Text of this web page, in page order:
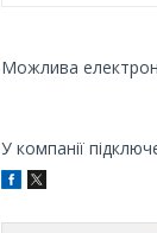
У компанії